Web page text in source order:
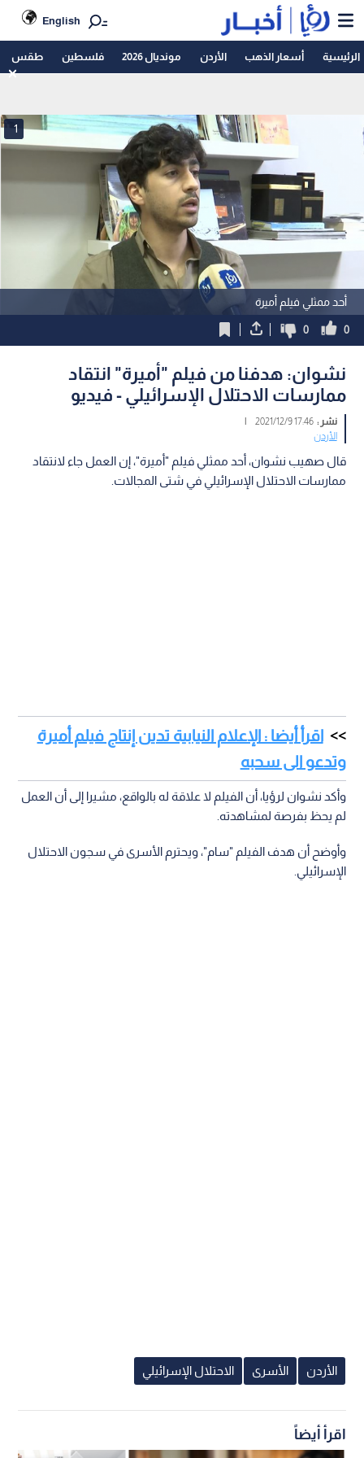
English
الرئيسية أسعار الذهب الأردن مونديال 2026 فلسطين طقس
أحد ممثلي فيلم أميرة
1
0
0
نشوان: هدفنا من فيلم "أميرة" انتقاد
ممارسات الاحتلال الإسرائيلي - فيديو
نشر :17:46 2021/12/9
|
الأردن
قال صهيب نشوان، أحد ممثلي فيلم "أميرة"، إن العمل جاء لانتقاد
ممارسات الاحتلال الإسرائيلي في شتى المجالات.
اقرأ أيضا : الإعلام النيابية تدين إنتاج فيلم أميرة
وتدعو الى سحبه
وأكد نشوان لرؤيا، أن الفيلم لا علاقة له بالواقع، مشيرا إلى أن العمل
لم يحظ بفرصة لمشاهدته.
وأوضح أن هدف الفيلم "سام"، ويحترم الأسرى في سجون الاحتلال
الإسرائيلي.
الأردن الأسرى الاحتلال الإسرائيلي
اقرأ أيضاً